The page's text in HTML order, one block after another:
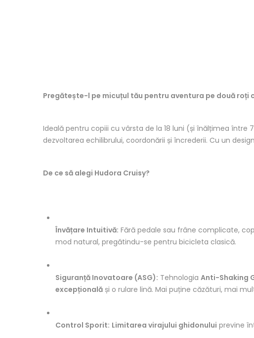
Pregătește-l pe micuțul tău pentru aventura pe două roți
Ideală pentru copiii cu vârsta de la 18 luni (și înălțimea
dezvoltarea echilibrului, coordonării și încrederii. Cu un
De ce să alegi Hudora Cruisy?
Învățare Intuitivă: Fără pedale sau frâne complicate,
mod natural, pregătindu-se pentru bicicleta clasică.
Siguranță Inovatoare (ASG): Tehnologia Anti-Shaking
excepțională și o rulare lină. Mai puține căzături, mai
Control Sporit: Limitarea virajului ghidonului previne